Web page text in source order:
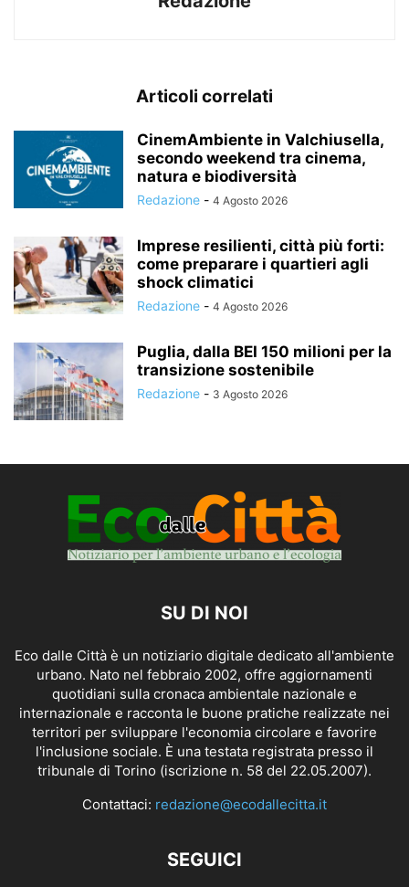
Articoli correlati
CinemAmbiente in Valchiusella,
secondo weekend tra cinema,
natura e biodiversità
Redazione - 4 Agosto 2026
Imprese resilienti, città più forti:
come preparare i quartieri agli
shock climatici
Redazione - 4 Agosto 2026
Puglia, dalla BEI 150 milioni per la
transizione sostenibile
Redazione - 3 Agosto 2026
SU DI NOI
Eco dalle Città è un notiziario digitale dedicato all'ambiente
urbano. Nato nel febbraio 2002, offre aggiornamenti
quotidiani sulla cronaca ambientale nazionale e
internazionale e racconta le buone pratiche realizzate nei
territori per sviluppare l'economia circolare e favorire
l'inclusione sociale. È una testata registrata presso il
tribunale di Torino (iscrizione n. 58 del 22.05.2007).
Contattaci: redazione@ecodallecitta.it
SEGUICI